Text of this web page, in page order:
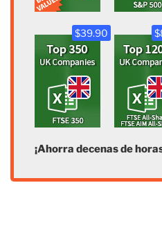
$39.90
¡Ahorra decenas de